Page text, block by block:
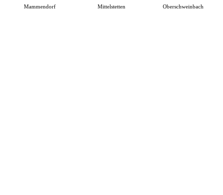
Mammendorf Mittelstetten Oberschweinbach